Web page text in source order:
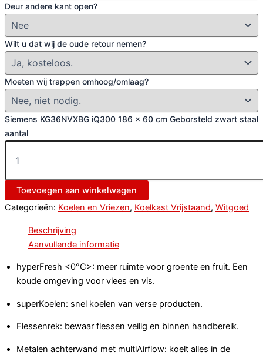
Deur andere kant open?
Wilt u dat wij de oude retour nemen?
Moeten wij trappen omhoog/omlaag?
Siemens KG36NVXBG iQ300 186 x 60 cm Geborsteld zwart staal
aantal
Toevoegen aan winkelwagen
Categorieën: Koelen en Vriezen, Koelkast Vrijstaand, Witgoed
Beschrijving
Aanvullende informatie
hyperFresh <0°C>: meer ruimte voor groente en fruit. Een
koude omgeving voor vlees en vis.
superKoelen: snel koelen van verse producten.
Flessenrek: bewaar flessen veilig en binnen handbereik.
Metalen achterwand met multiAirflow: koelt alles in de